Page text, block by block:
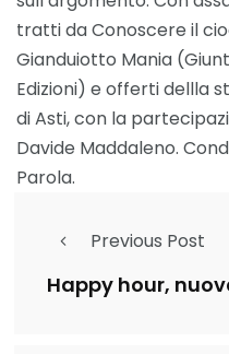
tratti da Conoscere il
Gianduiotto Mania
Edizioni) e offerti dellla
di Asti, con la
Davide Maddaleno.
Parola.
Previous Post
Happy hour,